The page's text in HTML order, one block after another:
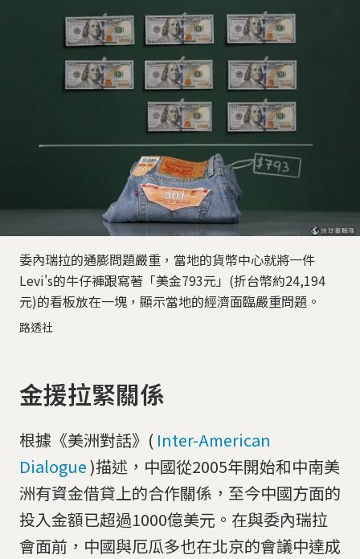
委內瑞拉的通膨問題嚴重，當地的貨幣中心就將一件
Levi's的牛仔褲跟寫著「美金793元」(折台幣約24,194
元)的看板放在一塊，顯示當地的經濟面臨嚴重問題。
路透社
金援拉緊關係
根據《美洲對話》( Inter-American
Dialogue)描述，中國從2005年開始和中南美
洲有資金借貸上的合作關係，至今中國方面的
投入金額已超過1000億美元。在與委內瑞拉
會面前，中國與厄瓜多也在北京的會議中達成